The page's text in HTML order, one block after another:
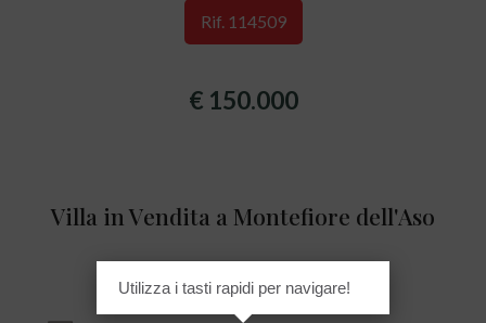
Rif. 114509
€ 150.000
Villa in Vendita a Montefiore dell'Aso
Utilizza i tasti rapidi per navigare!